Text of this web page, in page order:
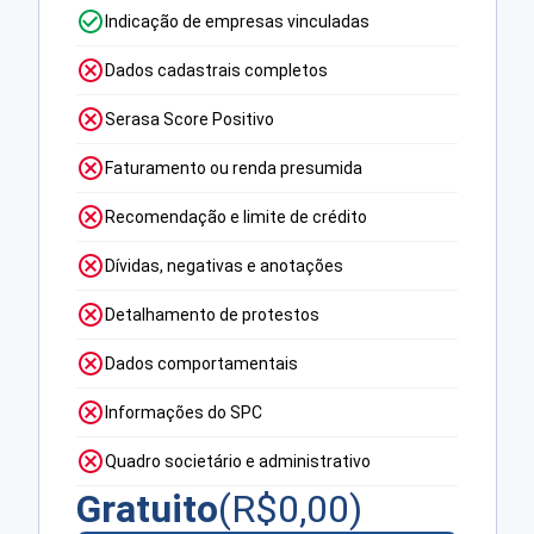
Indicação de empresas vinculadas
Dados cadastrais completos
Serasa Score Positivo
Faturamento ou renda presumida
Recomendação e limite de crédito
Dívidas, negativas e anotações
Detalhamento de protestos
Dados comportamentais
Informações do SPC
Quadro societário e administrativo
Gratuito(R$0,00)